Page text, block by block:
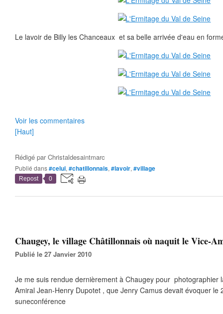
Le lavoir de Billy les Chanceaux et sa belle arrivée d'eau en
Voir les commentaires
[Haut]
Rédigé parChristaldesaintmarc
Publié dans#celui, #chatillonnais, #lavoir, #village
Repost 0
Chaugey, le village Châtillonnais où naquit le Vice-
Publié le 27 Janvier 2010
Je me suis rendue dernièrement à Chaugey pour photographier
Amiral Jean-Henry Dupotet , que Jenry Camus devait évoquer le
suneconférence